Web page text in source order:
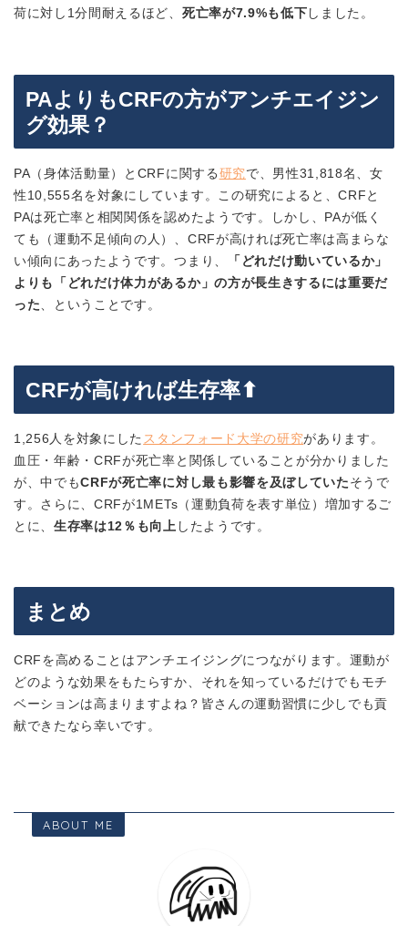
荷に対し1分間耐えるほど、 死亡率が7.9%も低下 しました。
PAよりもCRFの方がアンチエイジン
グ効果？
PA（身体活動量）とCRFに関する 研究で、男性31,818名、女
性10,555名を対象にしています。この研究によると、CRFと
PAは死亡率と相関関係を認めたようです。しかし、PAが低く
ても（運動不足傾向の人）、CRFが高ければ死亡率は高まらな
い傾向にあったようです。つまり、
「どれだけ動いているか」
よりも「どれだけ体力があるか」の方が長生きするには重要だ
った 、ということです。
CRFが高ければ生存率⬆︎
1,256人を対象にした スタンフォード大学の研究があります。
血圧・年齢・CRFが死亡率と関係していることが分かりました
が、中でもCRFが死亡率に対し最も影響を及ぼしていた そうで
す。さらに、CRFが1METs（運動負荷を表す単位）増加するご
とに、生存率は12％も向上 したようです。
まとめ
CRFを高めることはアンチエイジングにつながります。運動が
どのような効果をもたらすか、それを知っているだけでもモチ
ベーションは高まりますよね？皆さんの運動習慣に少しでも貢
献できたなら幸いです。
ABOUT ME